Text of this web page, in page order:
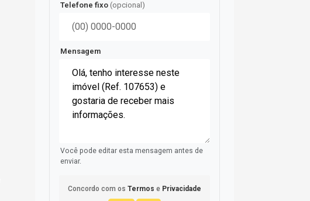
Telefone fixo (opcional)
Mensagem
Você pode editar esta mensagem antes de
enviar.
Concordo com os Termos e Privacidade